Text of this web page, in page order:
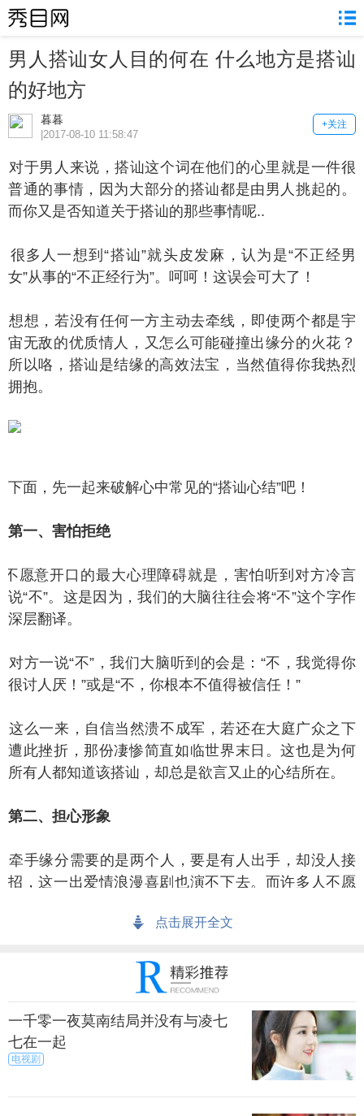
男人搭讪女人目的何在 什么地方是搭讪
的好地方
暮暮 +关注
|2017-08-10 11:58:47
男人来说，搭讪这个词在他们的心里就是一件很
普通的事情，因为大部分的搭讪都是由男人挑起的。
而你又是否知道关于搭讪的那些事情呢..
人一想到“搭讪”就头皮发麻，认为是“不正经男
女”从事的“不正经行为”。呵呵！这误会可大了！
，若没有任何一方主动去牵线，即使两个都是宇
宙无敌的优质情人，又怎么可能碰撞出缘分的火花？
所以咯，搭讪是结缘的高效法宝，当然值得你我热烈
拥抱。
，先一起来破解心中常见的“搭讪心结”吧！
、害怕拒绝
意开口的最大心理障碍就是，害怕听到对方冷言
说“不”。这是因为，我们的大脑往往会将“不”这个字作
深层翻译。
一说“不”，我们大脑听到的会是：“不，我觉得你
很讨人厌！”或是“不，你根本不值得被信任！”
一来，自信当然溃不成军，若还在大庭广众之下
遭此挫折，那份凄惨简直如临世界末日。这也是为何
所有人都知道该搭讪，却总是欲言又止的心结所在。
、担心形象
缘分需要的是两个人，要是有人出手，却没人接
招，这一出爱情浪漫喜剧也演不下去。而许多人不愿
祟：好女孩是不该随便和陌生人说话的。
我答应了，对方可能会觉得我很随便。)所以，很
多女人即使心动，却宁死也不肯行动。
，别闹了！别人对你的印象取决于你如何回应，
而不是你如何答应。我见过不少女性，碰到男人善意
点击展开全文
一千零一夜莫南结局并没有与凌七
七在一起
电视剧